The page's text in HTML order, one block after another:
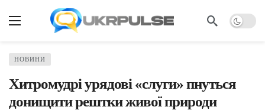
НОВИНИ
Хитромудрі урядові «слуги» пнуться
донищити рештки живої природи